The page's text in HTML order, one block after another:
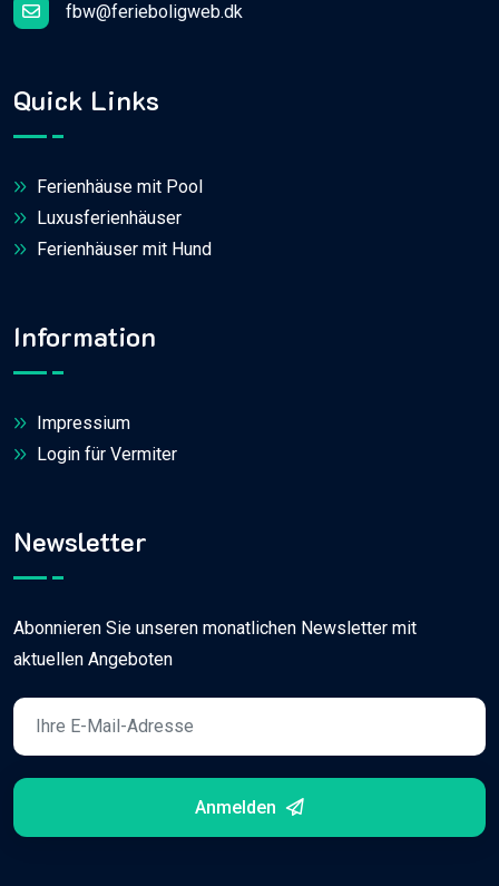
fbw@ferieboligweb.dk
Quick Links
Ferienhäuse mit Pool
Luxusferienhäuser
Ferienhäuser mit Hund
Information
Impressium
Login für Vermiter
Newsletter
Abonnieren Sie unseren monatlichen Newsletter mit
aktuellen Angeboten
Anmelden